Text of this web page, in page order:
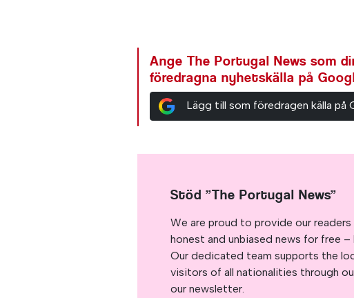
Ange The Portugal News som
föredragna nyhetskälla på
Lägg till som föredragen källa på
Stöd ”The Portugal News”
We are proud to provide our
honest and unbiased news for free
Our dedicated team supports the
visitors of all nationalities through
our newsletter.